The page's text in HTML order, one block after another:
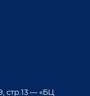
стр.13 — «БЦ